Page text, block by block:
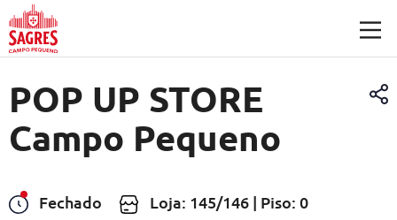
Saltar para o conteúdo principal
POP UP STORE
Campo Pequeno
Fechado Loja: 145/146 | Piso: 0